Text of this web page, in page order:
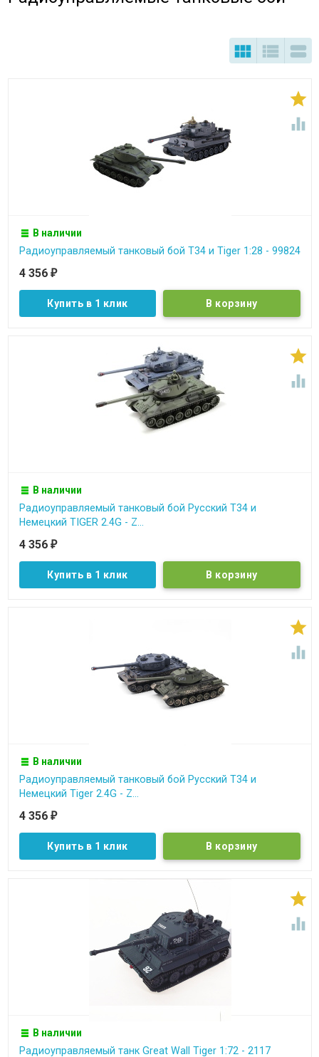
  


В наличии
Радиоуправляемый танковый бой T34 и Tiger 1:28 - 99824
4 356 ₽
Купить в 1 клик


В наличии
Радиоуправляемый танковый бой Русский Т34 и
Немецкий TIGER 2.4G - Z...
4 356 ₽
Купить в 1 клик


В наличии
Радиоуправляемый танковый бой Русский Т34 и
Немецкий Tiger 2.4G - Z...
4 356 ₽
Купить в 1 клик


В наличии
Радиоуправляемый танк Great Wall Tiger 1:72 - 2117